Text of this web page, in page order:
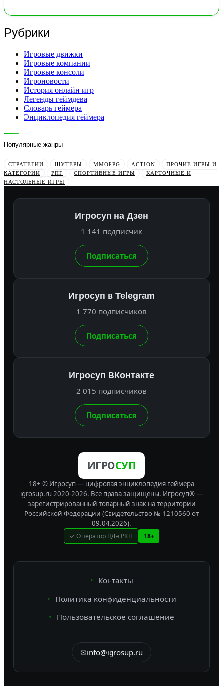
Рубрики
Игровые движки
Игровые компании
Игровые консоли
Игроновости
История онлайн игр
Легенды геймдева
Словарь геймера
Энциклопедия геймера
Популярные жанры
СТРАТЕГИИ ШУТЕРЫ MMORPG ACTION
ПРОЧИЕ ИГРЫ И
КАТЕГОРИИ
РПГ СПОРТИВНЫЕ ИГРЫ
КАРТОЧНЫЕ И
НАСТОЛЬНЫЕ ИГРЫ
Игросуп на Дзен
1 141 подписчик
Подписаться
Игросуп в Telegram
1 770 подписчиков
Подписаться
Игросуп ВКонтакте
2 015 подписчиков
Подписаться
ИГРОСУП
18+ © Игросуп — цифровая энциклопедия геймера
igrosup.ru 2020-2026. Все права защищены. Игросуп® —
зарегистрированный товарный знак на территории
Российской Федерации (Свидетельство № 1210560 от
09.04.2026).
✓ Оператор ПДн РКН 18+
Контакты
Политика конфиденциальности
Пользовательское соглашение
✉info@igrosup.ru